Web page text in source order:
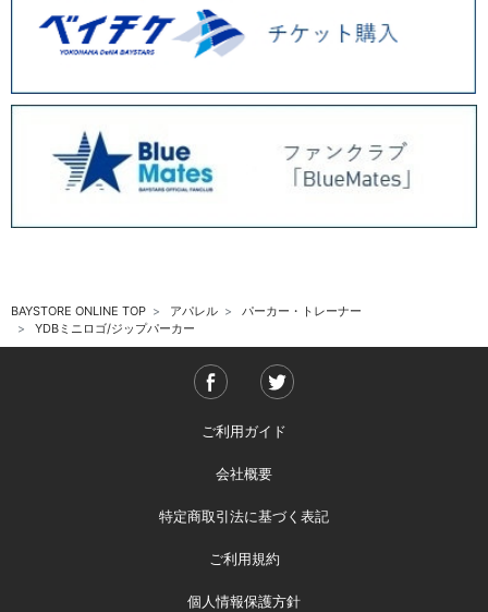
BAYSTORE ONLINE TOP アパレル
パーカー・トレーナー
YDBミニロゴ/ジップパーカー
ご利用ガイド
会社概要
特定商取引法に基づく表記
ご利用規約
個人情報保護方針